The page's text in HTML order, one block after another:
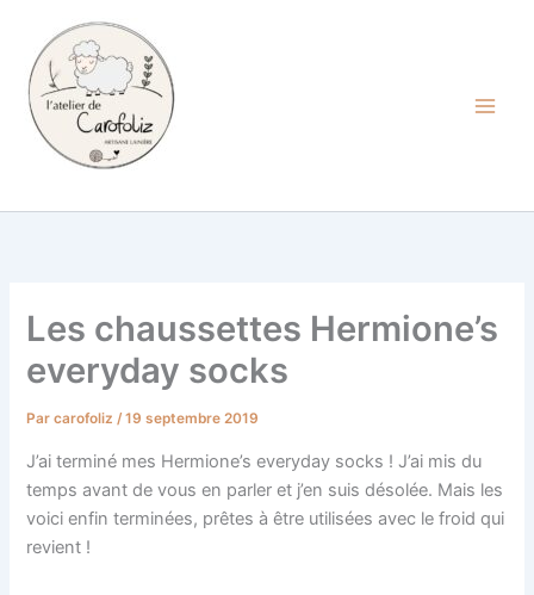
contenu
Les chaussettes Hermione’s
everyday socks
Parcarofoliz/19 septembre 2019
J’ai terminé mes Hermione’s everyday socks ! J’ai mis du
temps avant de vous en parler et j’en suis désolée. Mais les
voici enfin terminées, prêtes à être utilisées avec le froid qui
revient !